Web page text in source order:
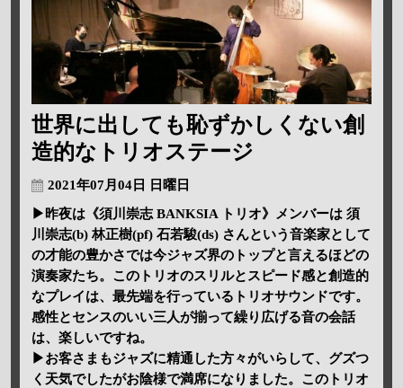
世界に出しても恥ずかしくない創
造的なトリオステージ
2021年07月04日 日曜日
▶昨夜は《須川崇志 BANKSIA トリオ》メンバーは 須
川崇志(b) 林正樹(pf) 石若駿(ds) さんという音楽家として
の才能の豊かさでは今ジャズ界のトップと言えるほどの
演奏家たち。このトリオのスリルとスピード感と創造的
なプレイは、最先端を行っているトリオサウンドです。
感性とセンスのいい三人が揃って繰り広げる音の会話
は、楽しいですね。
▶お客さまもジャズに精通した方々がいらして、グズつ
く天気でしたがお陰様で満席になりました。このトリオ